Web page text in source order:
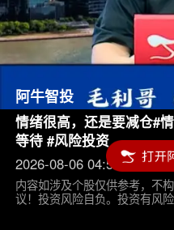
阿牛智投
情绪很高，还是要减仓#
等待 #风险投资
2026-08-06 04:55
内容如涉及个股仅供参考，不
议！投资风险自负。投资有风险